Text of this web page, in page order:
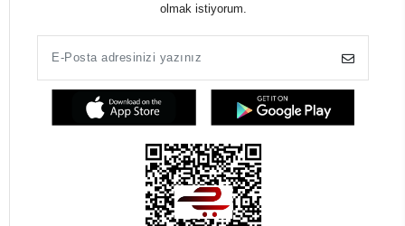
olmak istiyorum.